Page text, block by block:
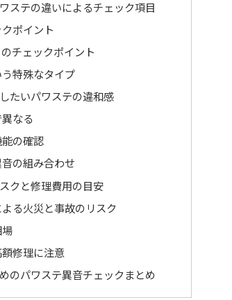
ステの違いによるチェック項目
ポイント
チェックポイント
特殊なタイプ
たいパワステの違和感
なる
の確認
の組み合わせ
クと修理費用の目安
る火災と事故のリスク
修理に注意
のパワステ異音チェックまとめ